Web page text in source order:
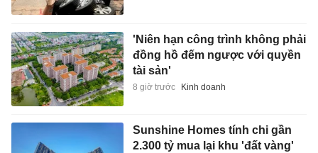
'Niên hạn công trình không phải
đồng hồ đếm ngược với quyền
tài sản'
8 giờ trước Kinh doanh
Sunshine Homes tính chi gần
2.300 tỷ mua lại khu 'đất vàng'